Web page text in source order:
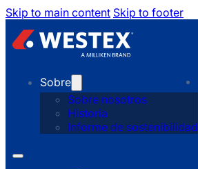
Skip to main content Skip to footer
Sobre
Sobre nosotros
Historia
Informe de sostenibilidad